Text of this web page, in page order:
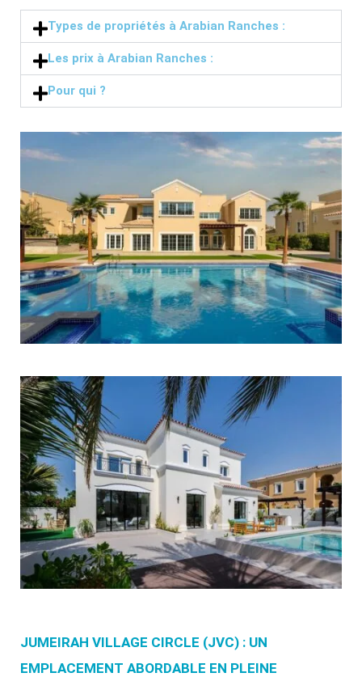
Types de propriétés à Arabian Ranches :
Les prix à Arabian Ranches :
Pour qui ?
JUMEIRAH VILLAGE CIRCLE (JVC) : UN
EMPLACEMENT ABORDABLE EN PLEINE